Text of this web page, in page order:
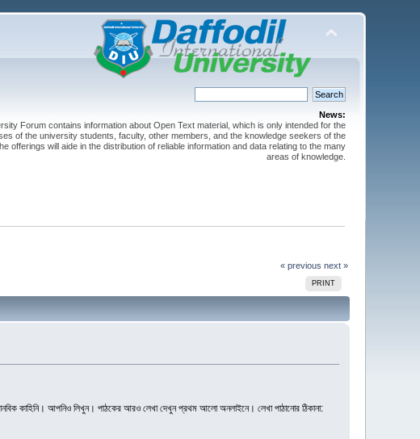
News:
Forum contains information about Open Text material, which is only intended for the
of the university students, faculty, other members, and the knowledge seekers of the
offerings will aide in the distribution of reliable information and data relating to the many
areas of knowledge.
« previous next »
PRINT
কাহিনি। আপনিও লিখুন। পাঠকের আরও লেখা দেখুন প্রথম আলো অনলাইনে। লেখা পাঠানোর ঠিকানা: